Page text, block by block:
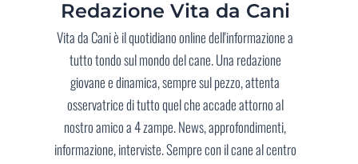
Redazione Vita da Cani
Vita da Cani è il quotidiano online dell'informazione a
tutto tondo sul mondo del cane. Una redazione
giovane e dinamica, sempre sul pezzo, attenta
osservatrice di tutto quel che accade attorno al
nostro amico a 4 zampe. News, approfondimenti,
informazione, interviste. Sempre con il cane al centro